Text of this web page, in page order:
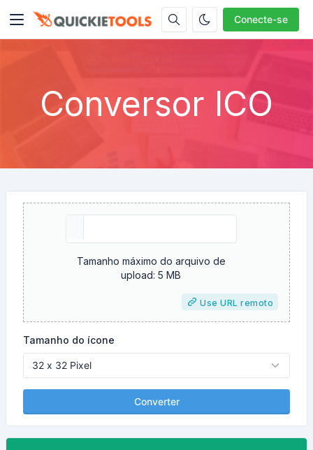
Conecte-se
Conversor ICO
Tamanho máximo do arquivo de
upload: 5 MB
Use URL remoto
Tamanho do ícone
Converter